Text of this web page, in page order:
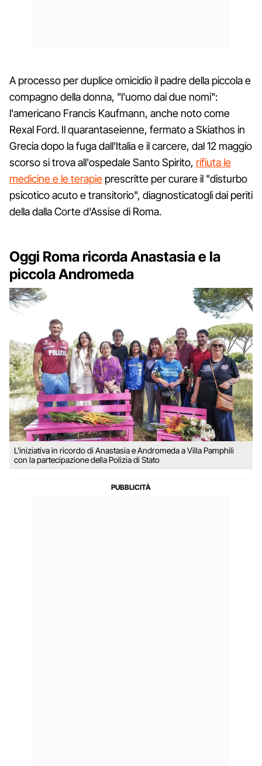
A processo per duplice omicidio il padre della piccola e
compagno della donna, "l'uomo dai due nomi":
l'americano Francis Kaufmann, anche noto come
Rexal Ford. Il quarantaseienne, fermato a Skiathos in
Grecia dopo la fuga dall'Italia e il carcere, dal 12 maggio
scorso si trova all'ospedale Santo Spirito, rifiuta le
medicine e le terapie prescritte per curare il "disturbo
psicotico acuto e transitorio", diagnosticatogli dai periti
della dalla Corte d'Assise di Roma.
Oggi Roma ricorda Anastasia e la
piccola Andromeda
L'iniziativa in ricordo di Anastasia e Andromeda a Villa Pamphili
con la partecipazione della Polizia di Stato